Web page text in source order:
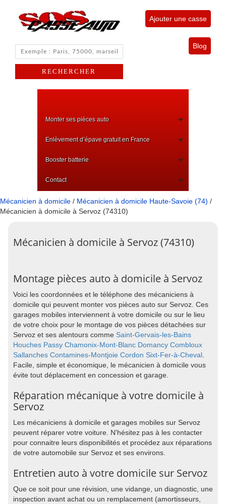
Ajouter une casse
Blog
Monter ses pièces auto
Enlèvement d’épave gratuit en France
Booster batterie
Contact
Mécanicien à domicile / Mécanicien à domicile Haute-Savoie (74) /
Mécanicien à domicile à Servoz (74310)
Mécanicien à domicile à Servoz (74310)
Montage pièces auto à domicile à Servoz
Voici les coordonnées et le téléphone des mécaniciens à
domicile qui peuvent monter vos pièces auto sur Servoz. Ces
garages mobiles interviennent à votre domicile ou sur le lieu
de votre choix pour le montage de vos pièces détachées sur
Servoz et ses alentours comme Saint-Gervais-les-Bains
Houches Passy Chamonix-Mont-Blanc Domancy Combloux
Sallanches Contamines-Montjoie Cordon Sixt-Fer-à-Cheval.
Facile, simple et économique, le mécanicien à domicile vous
évite tout déplacement en concession et garage.
Réparation mécanique à votre domicile à
Servoz
Les mécaniciens à domicile et garages mobiles sur Servoz
peuvent réparer votre voiture. N'hésitez pas à les contacter
pour connaitre leurs disponibilités et procédez aux réparations
de votre automobile sur Servoz et ses environs.
Entretien auto à votre domicile sur Servoz
Que ce soit pour une révision, une vidange, un diagnostic, une
inspection avant achat ou un remplacement (amortisseurs,